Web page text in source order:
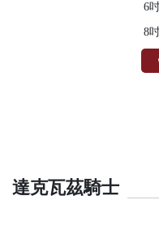
6
8
達克瓦茲騎士